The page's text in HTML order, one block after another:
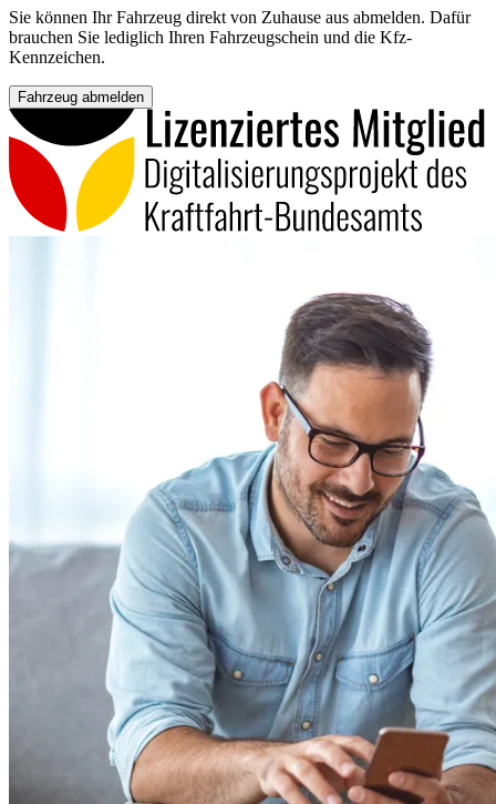
Sie können Ihr Fahrzeug direkt von Zuhause aus abmelden. Dafür
brauchen Sie lediglich Ihren Fahrzeugschein und die Kfz-
Kennzeichen.
Fahrzeug abmelden